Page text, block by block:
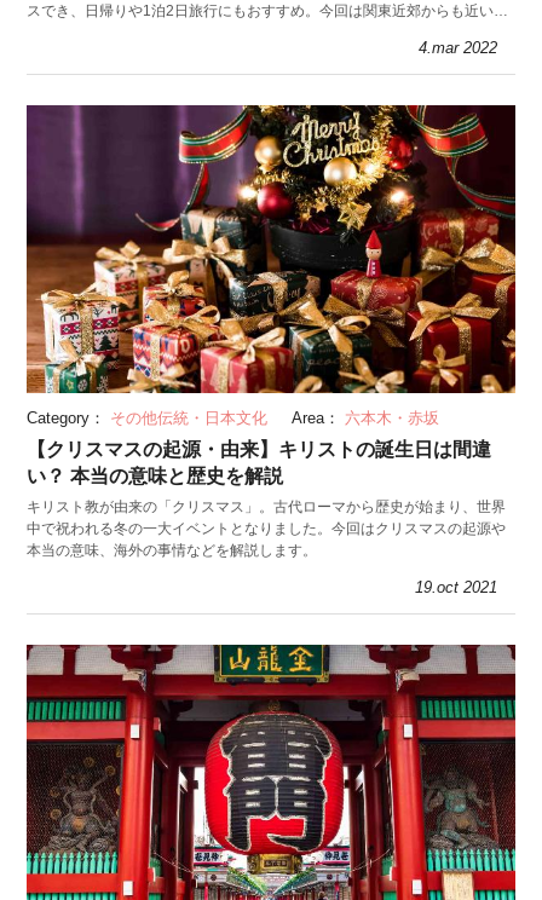
スでき、日帰りや1泊2日旅行にもおすすめ。今回は関東近郊からも近い島
4.mar 2022
Category： その他伝統・日本文化 Area： 六本木・赤坂
【クリスマスの起源・由来】キリストの誕生日は間違
い？ 本当の意味と歴史を解説
キリスト教が由来の「クリスマス」。古代ローマから歴史が始まり、世界
中で祝われる冬の一大イベントとなりました。今回はクリスマスの起源や
本当の意味、海外の事情などを解説します。
19.oct 2021